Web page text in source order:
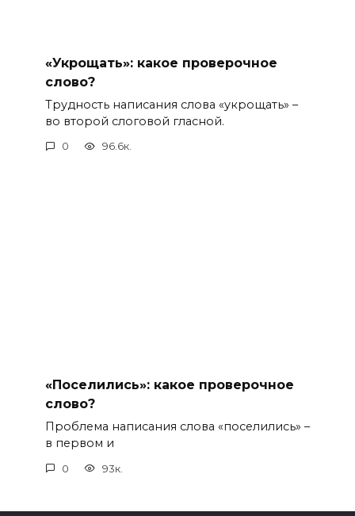
«Укрощать»: какое проверочное
слово?
Трудность написания слова «укрощать» –
во второй слоговой гласной.
0 96.6к.
«Поселились»: какое проверочное
слово?
Проблема написания слова «поселились» –
в первом и
0 93к.